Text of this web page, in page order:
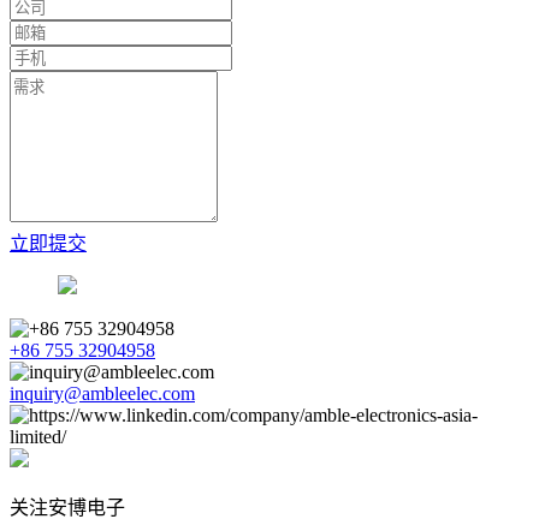
立即提交
+86 755 32904958
inquiry@ambleelec.com
关注安博电子